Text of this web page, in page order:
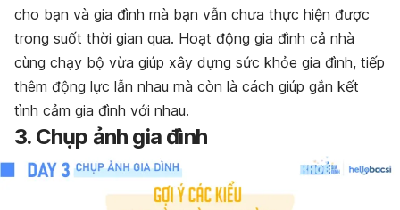
cho bạn và gia đình mà bạn vẫn chưa thực hiện được
trong suốt thời gian qua. Hoạt động gia đình cả nhà
cùng chạy bộ vừa giúp xây dựng sức khỏe gia đình, tiếp
thêm động lực lẫn nhau mà còn là cách giúp gắn kết
tình cảm gia đình với nhau.
3. Chụp ảnh gia đình